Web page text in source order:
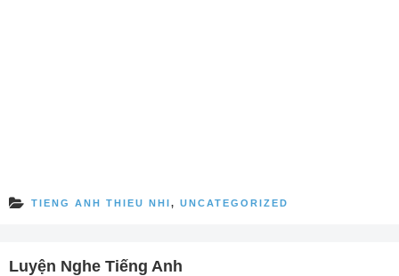
TIENG ANH THIEU NHI, UNCATEGORIZED
Luyện Nghe Tiếng Anh